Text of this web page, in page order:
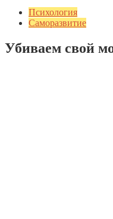
Психология
Саморазвитие
Убиваем свой